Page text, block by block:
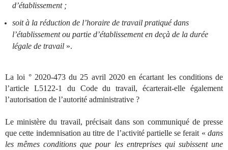
d’établissement ;
soit à la réduction de l’horaire de travail pratiqué dans
l’établissement ou partie d’établissement en deçà de la durée
légale de travail ».
La loi ° 2020-473 du 25 avril 2020 en écartant les conditions de
l’article L5122-1 du Code du travail, écarterait-elle également
l’autorisation de l’autorité administrative ?
Le ministère du travail, précisait dans son communiqué de presse
que cette indemnisation au titre de l’activité partielle se ferait « dans
les mêmes conditions que pour les entreprises qui subissent une